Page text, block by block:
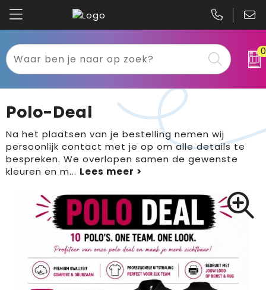
0
Textiel
Sport
Bloemen, planten en bomen
Binnenreclame
Kariban
Gildan
Printer
Blaklader
Polo-Deal
Na het plaatsen van je bestelling nemen wij
persoonlijk contact met je op om alle details te
bespreken. We overlopen samen de gewenste
kleuren en m...